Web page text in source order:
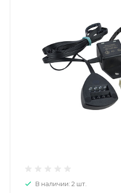
В наличии: 2 шт.